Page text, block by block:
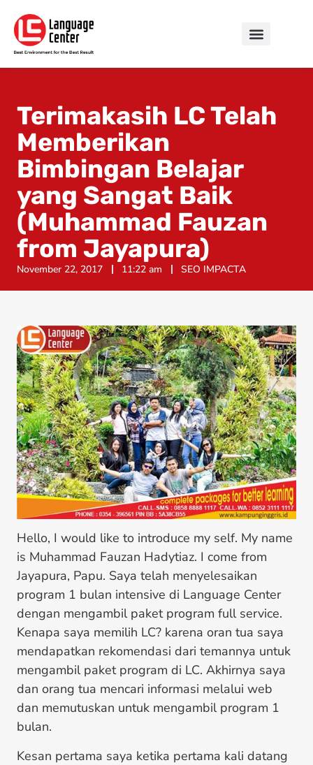
Terimakasih LC Telah
Memberikan
Bimbingan Belajar
yang Sangat Baik
(Muhammad Fauzan
from Jayapura)
November 22, 2017 11:22 am SEO IMPACTA
Hello, I would like to introduce my self. My name
is Muhammad Fauzan Hadytiaz. I come from
Jayapura, Papu. Saya telah menyelesaikan
program 1 bulan intensive di Language Center
dengan mengambil paket program full service.
Kenapa saya memilih LC? karena oran tua saya
mendapatkan rekomendasi dari temannya untuk
mengambil paket program di LC. Akhirnya saya
dan orang tua mencari informasi melalui web
dan memutuskan untuk mengambil program 1
bulan.
Kesan pertama saya ketika pertama kali datang